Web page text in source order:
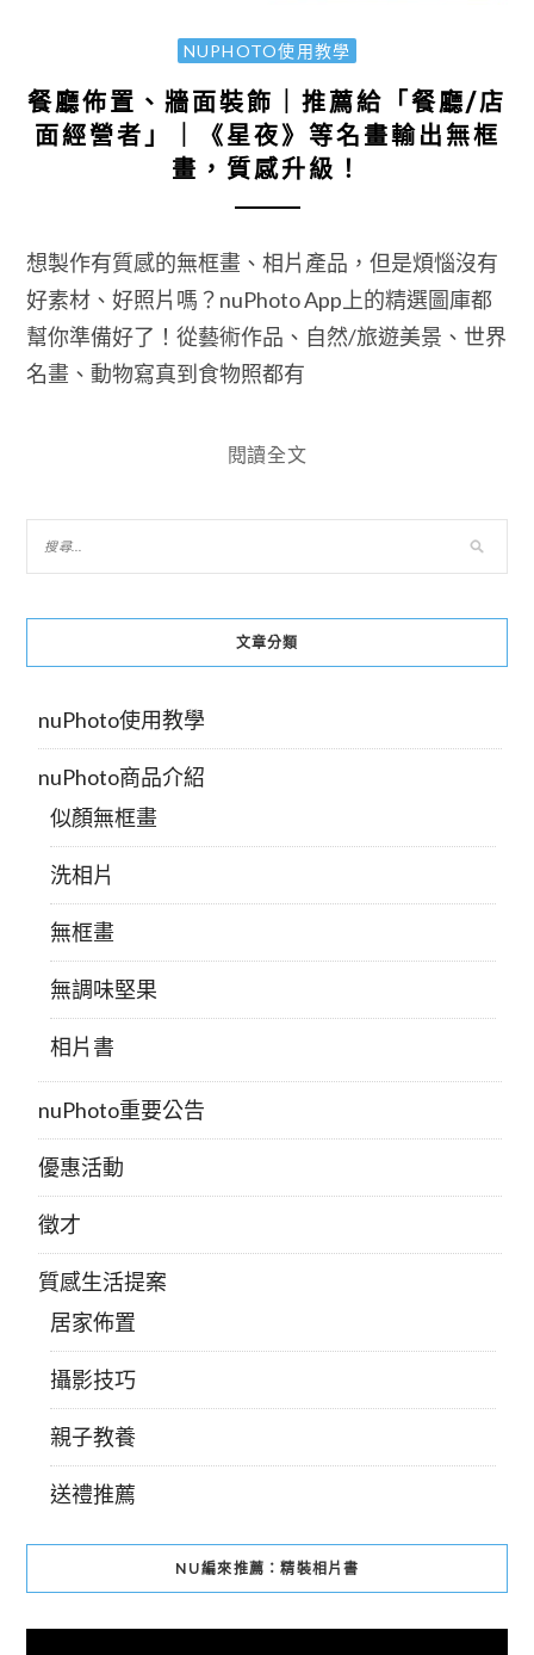
NUPHOTO使用教學
餐廳佈置、牆面裝飾｜推薦給「餐廳/店
面經營者」｜《星夜》等名畫輸出無框
畫，質感升級！
想製作有質感的無框畫、相片產品，但是煩惱沒有
好素材、好照片嗎？nuPhoto App上的精選圖庫都
幫你準備好了！從藝術作品、自然/旅遊美景、世界
名畫、動物寫真到食物照都有
閱讀全文
文章分類
nuPhoto使用教學
nuPhoto商品介紹
似顏無框畫
洗相片
無框畫
無調味堅果
相片書
nuPhoto重要公告
優惠活動
徵才
質感生活提案
居家佈置
攝影技巧
親子教養
送禮推薦
NU編來推薦：精裝相片書